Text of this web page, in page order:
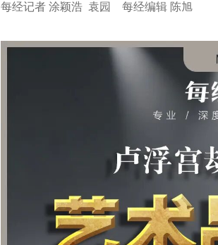
每经记者 涂颖浩 袁园 每经编辑 陈旭